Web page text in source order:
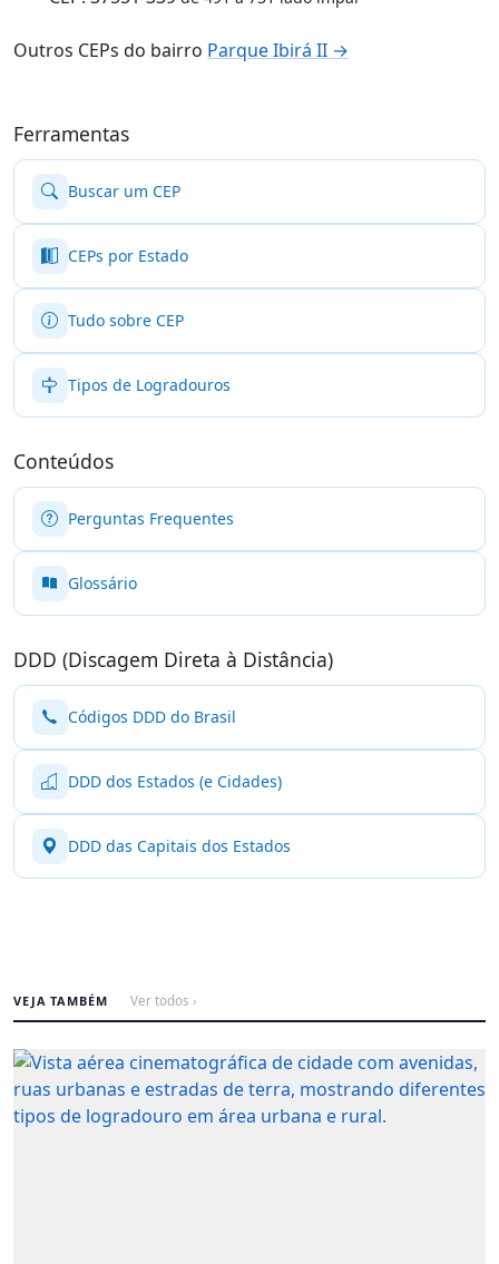
Outros CEPs do bairro Parque Ibirá II →
Ferramentas
Buscar um CEP
CEPs por Estado
Tudo sobre CEP
Tipos de Logradouros
Conteúdos
Perguntas Frequentes
Glossário
DDD (Discagem Direta à Distância)
Códigos DDD do Brasil
DDD dos Estados (e Cidades)
DDD das Capitais dos Estados
VEJA TAMBÉM Ver todos ›